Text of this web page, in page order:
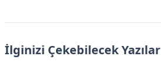
İlginizi Çekebilecek Yazılar